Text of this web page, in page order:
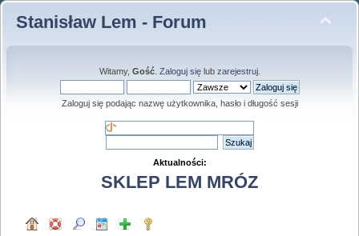
Stanisław Lem - Forum
Witamy, Gość. Zaloguj sięlub zarejestruj.
Zaloguj się podając nazwę użytkownika, hasło i długość sesji
Aktualności:
SKLEP LEM MRÓZ